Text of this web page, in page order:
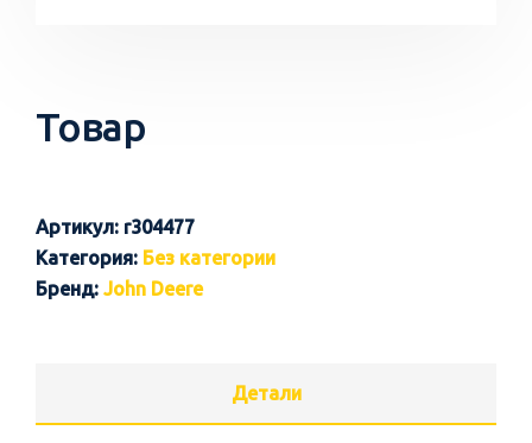
Товар
Артикул: r304477
Категория: Без категории
Бренд: John Deere
Детали